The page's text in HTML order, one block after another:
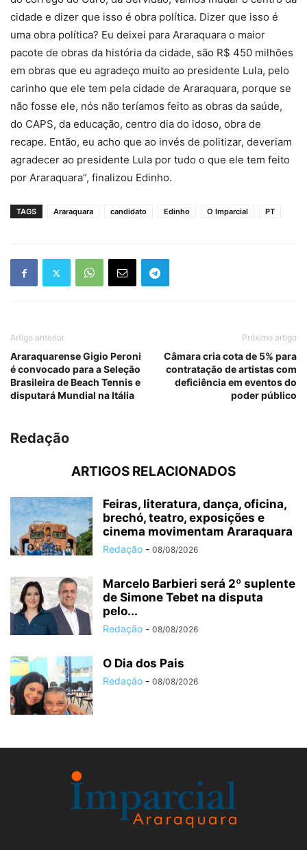
cidade e dizer que isso é obra política. Dizer que isso é
uma obra política? Eu deixei para Araraquara o maior
pacote de obras da história da cidade, são R$ 450 milhões
em obras que eu agradeço muito ao presidente Lula, pelo
carinho que ele tem pela cidade de Araraquara, porque se
não fosse ele, nós não teríamos feito as obras da saúde,
do CAPS, da educação, centro dia do idoso, obra de
recape. Então, eu acho que ao invés de politizar, deveriam
agradecer ao presidente Lula por tudo o que ele tem feito
por Araraquara”, finalizou Edinho.
TAGS Araraquara candidato Edinho O Imparcial PT
Artigo anterior
Araraquarense Gigio Peroni
é convocado para a Seleção
Brasileira de Beach Tennis e
disputará Mundial na Itália
Próximo artigo
Câmara cria cota de 5% para
contratação de artistas com
deficiência em eventos do
poder público
Redação
ARTIGOS RELACIONADOS
Feiras, literatura, dança, oficina,
brechó, teatro, exposições e
cinema movimentam Araraquara
Redação - 08/08/2026
Marcelo Barbieri será 2º suplente
de Simone Tebet na disputa
pelo...
Redação - 08/08/2026
O Dia dos Pais
Redação - 08/08/2026